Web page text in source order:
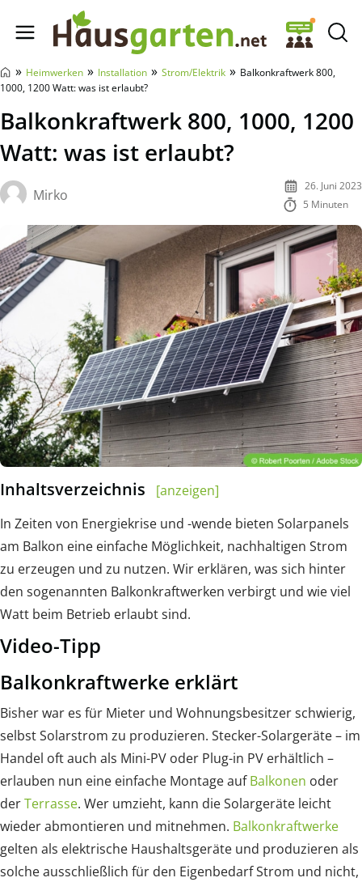
Hausgarten.net
» Heimwerken » Installation » Strom/Elektrik » Balkonkraftwerk 800,
1000, 1200 Watt: was ist erlaubt?
Balkonkraftwerk 800, 1000, 1200
Watt: was ist erlaubt?
Mirko
26. Juni 2023
5 Minuten
Inhaltsverzeichnis
[anzeigen]
In Zeiten von Energiekrise und -wende bieten Solarpanels
am Balkon eine einfache Möglichkeit, nachhaltigen Strom
zu erzeugen und zu nutzen. Wir erklären, was sich hinter
den sogenannten Balkonkraftwerken verbirgt und wie viel
Watt beim Betrieb erlaubt sind.
Video-Tipp
Balkonkraftwerke erklärt
Bisher war es für Mieter und Wohnungsbesitzer schwierig,
selbst Solarstrom zu produzieren. Stecker-Solargeräte – im
Handel oft auch als Mini-PV oder Plug-in PV erhältlich –
erlauben nun eine einfache Montage aufBalkonen oder
derTerrasse. Wer umzieht, kann die Solargeräte leicht
wieder abmontieren und mitnehmen. Balkonkraftwerke
gelten als elektrische Haushaltsgeräte und produzieren als
solche ausschließlich für den Eigenbedarf Strom und nicht,